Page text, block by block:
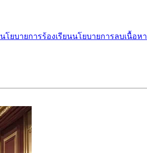
นโยบายการร้องเรียนนโยบายการลบเนื้อหา